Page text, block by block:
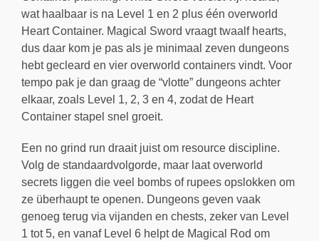
wat haalbaar is na Level 1 en 2 plus één overworld
Heart Container. Magical Sword vraagt twaalf hearts,
dus daar kom je pas als je minimaal zeven dungeons
hebt gecleard en vier overworld containers vindt. Voor
tempo pak je dan graag de “vlotte” dungeons achter
elkaar, zoals Level 1, 2, 3 en 4, zodat de Heart
Container stapel snel groeit.
Een no grind run draait juist om resource discipline.
Volg de standaardvolgorde, maar laat overworld
secrets liggen die veel bombs of rupees opslokken om
ze überhaupt te openen. Dungeons geven vaak
genoeg terug via vijanden en chests, zeker van Level
1 tot 5, en vanaf Level 6 helpt de Magical Rod om